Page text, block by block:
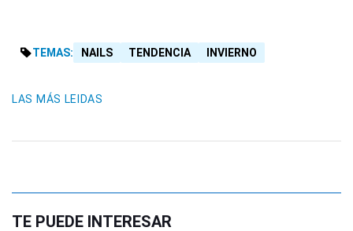
TEMAS: NAILS TENDENCIA INVIERNO
LAS MÁS LEIDAS
TE PUEDE INTERESAR